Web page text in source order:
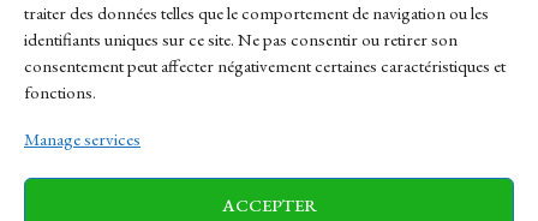
traiter des données telles que le comportement de navigation ou les
identifiants uniques sur ce site. Ne pas consentir ou retirer son
consentement peut affecter négativement certaines caractéristiques et
fonctions.
Manage services
ACCEPTER
Contact
Sitemap
News Finance-Marches Politics